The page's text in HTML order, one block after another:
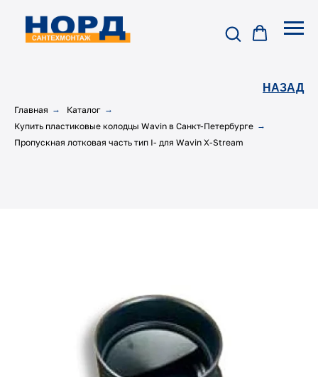
НАЗАД
Главная → Каталог →
Купить пластиковые колодцы Wavin в Санкт-Петербурге →
Пропускная лотковая часть тип I- для Wavin X-Stream